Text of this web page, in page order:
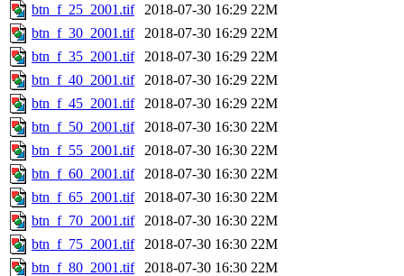
btn_f_25_2001.tif
2018-07-30 16:29 22M
btn_f_30_2001.tif
2018-07-30 16:29 22M
btn_f_35_2001.tif
2018-07-30 16:29 22M
btn_f_40_2001.tif
2018-07-30 16:29 22M
btn_f_45_2001.tif
2018-07-30 16:29 22M
btn_f_50_2001.tif
2018-07-30 16:30 22M
btn_f_55_2001.tif
2018-07-30 16:30 22M
btn_f_60_2001.tif
2018-07-30 16:30 22M
btn_f_65_2001.tif
2018-07-30 16:30 22M
btn_f_70_2001.tif
2018-07-30 16:30 22M
btn_f_75_2001.tif
2018-07-30 16:30 22M
btn_f_80_2001.tif
2018-07-30 16:30 22M